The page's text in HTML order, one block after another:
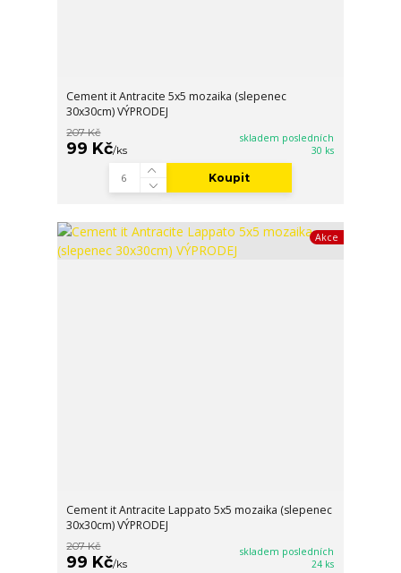
Cement it Antracite 5x5 mozaika (slepenec
30x30cm) VÝPRODEJ
207 Kč
99 Kč/ks
skladem posledních
30 ks
Koupit
Akce
Cement it Antracite Lappato 5x5 mozaika (slepenec
30x30cm) VÝPRODEJ
207 Kč
99 Kč/ks
skladem posledních
24 ks